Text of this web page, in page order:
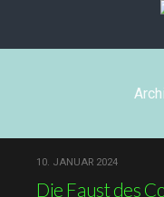
10. JANUAR 2024
Die Faust des